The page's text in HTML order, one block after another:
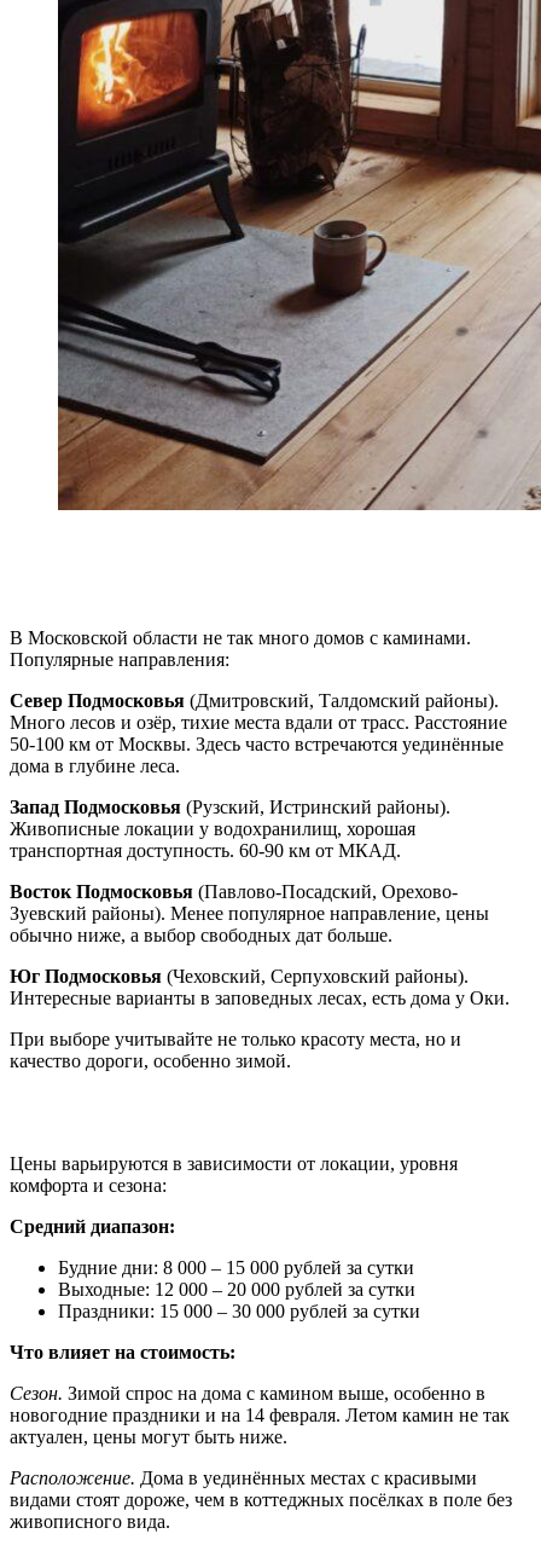
В Московской области не так много домов с каминами.
Популярные направления:
Север Подмосковья (Дмитровский, Талдомский районы).
Много лесов и озёр, тихие места вдали от трасс. Расстояние
50-100 км от Москвы. Здесь часто встречаются уединённые
дома в глубине леса.
Запад Подмосковья (Рузский, Истринский районы).
Живописные локации у водохранилищ, хорошая
транспортная доступность. 60-90 км от МКАД.
Восток Подмосковья (Павлово-Посадский, Орехово-
Зуевский районы). Менее популярное направление, цены
обычно ниже, а выбор свободных дат больше.
Юг Подмосковья (Чеховский, Серпуховский районы).
Интересные варианты в заповедных лесах, есть дома у Оки.
При выборе учитывайте не только красоту места, но и
качество дороги, особенно зимой.
Цены варьируются в зависимости от локации, уровня
комфорта и сезона:
Средний диапазон:
Будние дни: 8 000 – 15 000 рублей за сутки
Выходные: 12 000 – 20 000 рублей за сутки
Праздники: 15 000 – 30 000 рублей за сутки
Что влияет на стоимость:
Сезон. Зимой спрос на дома с камином выше, особенно в
новогодние праздники и на 14 февраля. Летом камин не так
актуален, цены могут быть ниже.
Расположение. Дома в уединённых местах с красивыми
видами стоят дороже, чем в коттеджных посёлках в поле без
живописного вида.